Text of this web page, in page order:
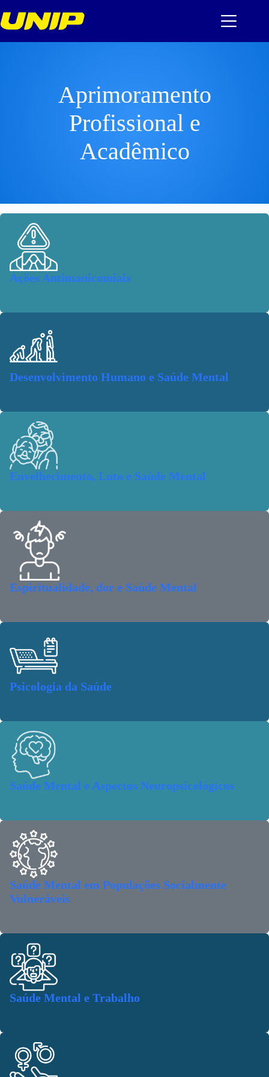
para
o
Aprimoramento
Profissional e
Acadêmico
Ações Antimanicomiais
Desenvolvimento Humano e Saúde Mental
Envelhecimento, Luto e Saúde Mental
Espiritualidade, dor e Saúde Mental
Psicologia da Saúde
Saúde Mental e Aspectos Neuropsicológicos
Saúde Mental em Populações Socialmente
Vulneráveis
Saúde Mental e Trabalho